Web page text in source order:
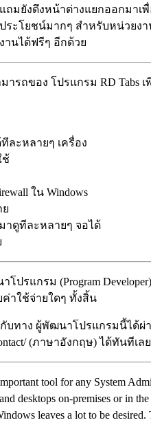
ถมยังดึงหน้าต่างแยกออกมาเ
ะโยชน์มากๆ สำหรับหน่วยงา
านได้ฟรีๆ อีกด้วย
ารถของ โปรแกรม RD Tabs เ
ละหลายๆ เครื่อง
ช้
ใน Windows
าดูทีละหลายๆ จอได้
โปรแกรม (Program
าใช้จ่ายใดๆ ทั้งสิ้น
ทาง ผู้พัฒนาโปรแกรมนี้ได้ผ่
(ภาษาอังกฤษ) ได้ทันทีเลย
tool for any System
desktops on-premises or in
leaves a lot to be desired.